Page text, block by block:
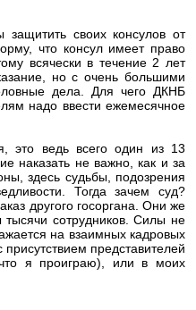
своих консулов от
что консул имеет право
всячески в течение 2 лет
но с очень большими
дела. Для чего ДКНБ
надо ввести ежемесячное
это ведь всего один из 13
наказать не важно, как и за
здесь судьбы, подозрения
Тогда зачем суд?
другого госоргана. Они же
тысячи сотрудников. Силы не
на взаимных кадровых
представителей
что я проиграю), или в моих